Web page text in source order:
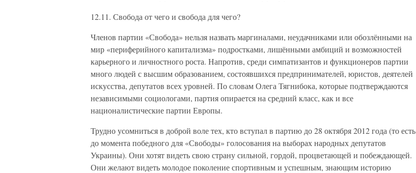
12.11. Свобода от чего и свобода для чего?
Членов партии «Свобода» нельзя назвать маргиналами, неудачниками или обозлёнными на
мир «периферийного капитализма» подростками, лишёнными амбиций и возможностей
карьерного и личностного роста. Напротив, среди симпатизантов и функционеров партии
много людей с высшим образованием, состоявшихся предпринимателей, юристов, деятелей
искусства, депутатов всех уровней. По словам Олега Тягнибока, которые подтверждаются
независимыми социологами, партия опирается на средний класс, как и все
националистические партии Европы.
Трудно усомниться в доброй воле тех, кто вступал в партию до 28 октября 2012 года (то есть
до момента победного для «Свободы» голосования на выборах народных депутатов
Украины). Они хотят видеть свою страну сильной, гордой, процветающей и побеждающей.
Они желают видеть молодое поколение спортивным и успешным, знающим историю